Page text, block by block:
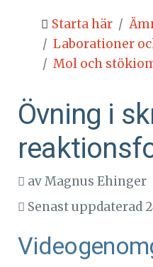
Starta här
Laborationer
Mol och
Övning i
avMagnus Ehinger
Senast uppdaterad